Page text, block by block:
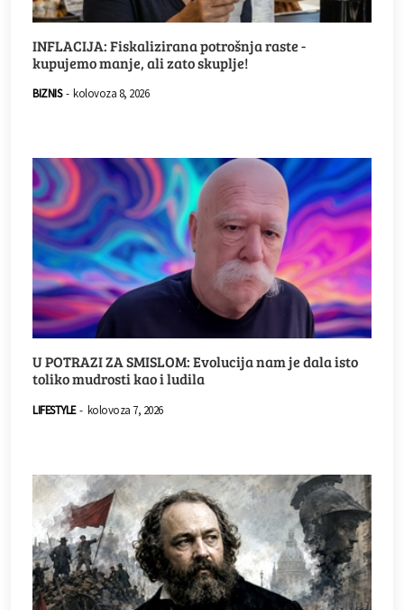
INFLACIJA: Fiskalizirana potrošnja raste -
kupujemo manje, ali zato skuplje!
BIZNIS - kolovoza 8, 2026
U POTRAZI ZA SMISLOM: Evolucija nam je dala isto
toliko mudrosti kao i ludila
LIFESTYLE - kolovoza 7, 2026